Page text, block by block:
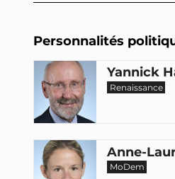
Personnalités
Yannick
Renaissance
Anne-
MoDem